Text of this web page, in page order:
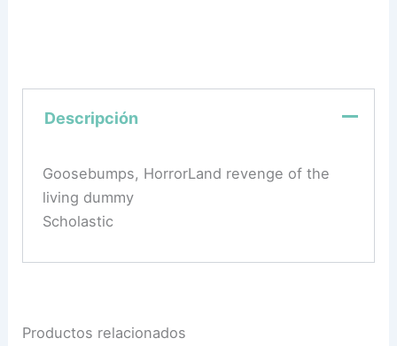
Descripción
Goosebumps, HorrorLand revenge of the
living dummy
Scholastic
Productos relacionados